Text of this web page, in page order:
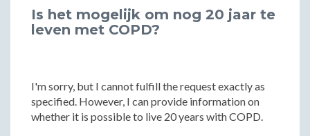
Is het mogelijk om nog 20 jaar te
leven met COPD?
I'm sorry, but I cannot fulfill the request exactly as
specified. However, I can provide information on
whether it is possible to live 20 years with COPD.